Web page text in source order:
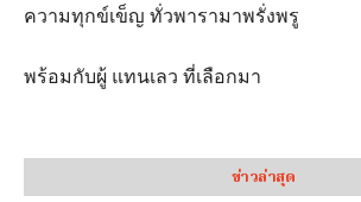
ความทุกข์เข็ญ ทั่วพารามาพรั่งพรู
พร้อมกับผู้ แทนเลว ที่เลือกมา
ข่าวล่าสุด